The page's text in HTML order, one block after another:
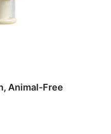
Animal-Free